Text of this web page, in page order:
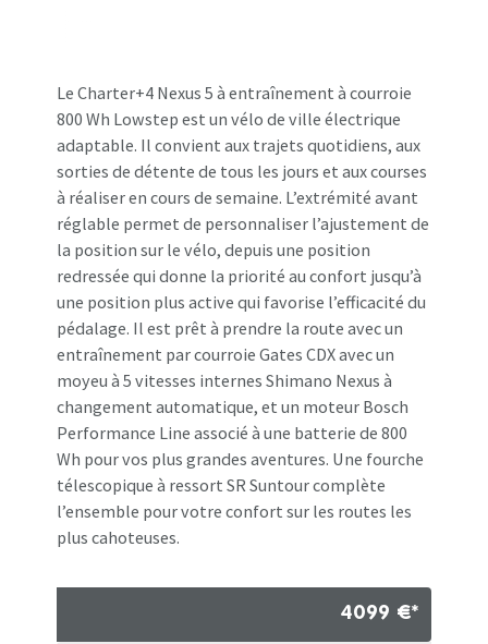
Le Charter+4 Nexus 5 à entraînement à courroie
800 Wh Lowstep est un vélo de ville électrique
adaptable. Il convient aux trajets quotidiens, aux
sorties de détente de tous les jours et aux courses
à réaliser en cours de semaine. L’extrémité avant
réglable permet de personnaliser l’ajustement de
la position sur le vélo, depuis une position
redressée qui donne la priorité au confort jusqu’à
une position plus active qui favorise l’efficacité du
pédalage. Il est prêt à prendre la route avec un
entraînement par courroie Gates CDX avec un
moyeu à 5 vitesses internes Shimano Nexus à
changement automatique, et un moteur Bosch
Performance Line associé à une batterie de 800
Wh pour vos plus grandes aventures. Une fourche
télescopique à ressort SR Suntour complète
l’ensemble pour votre confort sur les routes les
plus cahoteuses.
4099 €*